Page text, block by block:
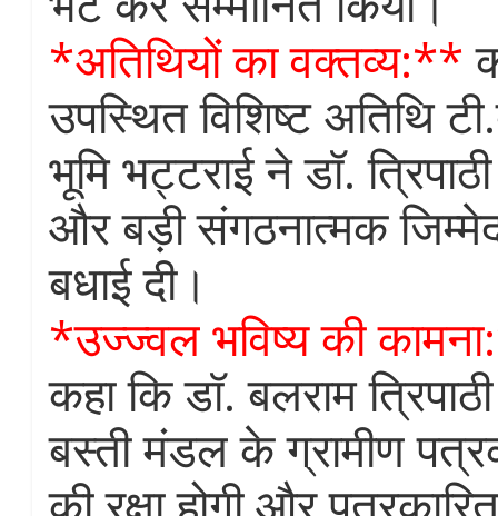
*अतिथियों का वक्तव्य:**
उपस्थित विशिष्ट अतिथि
भूमि भट्टराई ने डॉ.
और बड़ी संगठनात्मक
बधाई दी।
*उज्ज्वल भविष्य की
कहा कि डॉ. बलराम
बस्ती मंडल के ग्रामीण